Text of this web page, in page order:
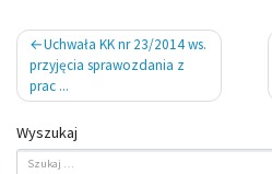
Nawigacja
wpisu
Uchwała KK nr 23/2014 ws.
przyjęcia sprawozdania z
prac ...
Wyszukaj